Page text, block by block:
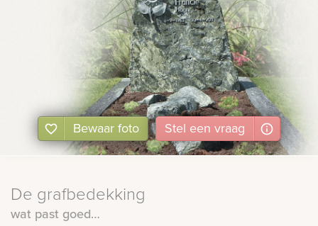
Bewaar foto Stel een vraag
De grafbedekking
wat past goed…